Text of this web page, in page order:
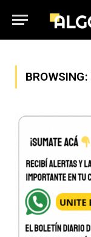
BROWSING: